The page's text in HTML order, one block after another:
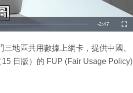
剩
-2:47
全
螢
地區共用數據上網卡，提供中國、
日版）的 FUP (Fair Usage Policy)